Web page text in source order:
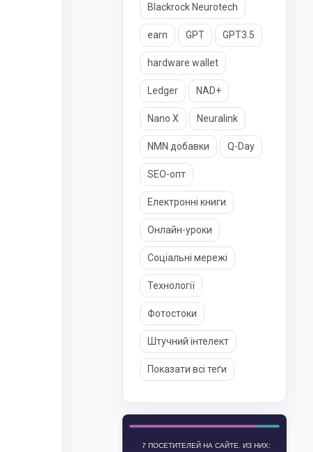
Blackrock Neurotech
earn GPT GPT3.5
hardware wallet
Ledger NAD+
Nano X Neuralink
NMN добавки Q-Day
SEO-опт
Електронні книги
Онлайн-уроки
Соціальні мережі
Технології
Фотостоки
Штучний інтелект
Показати всі теґи
7 ПОСЕТИТЕЛЕЙ НА САЙТЕ. ИЗ НИХ: